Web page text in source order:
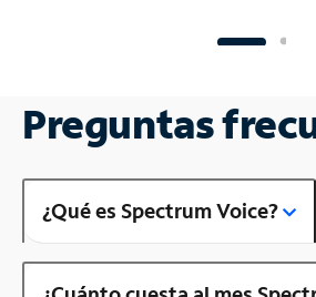
Preguntas
¿Qué es Spectrum Voice?